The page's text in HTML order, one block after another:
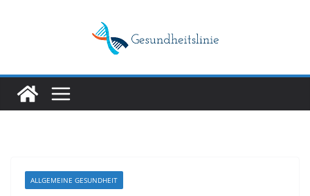
ALLGEMEINE GESUNDHEIT